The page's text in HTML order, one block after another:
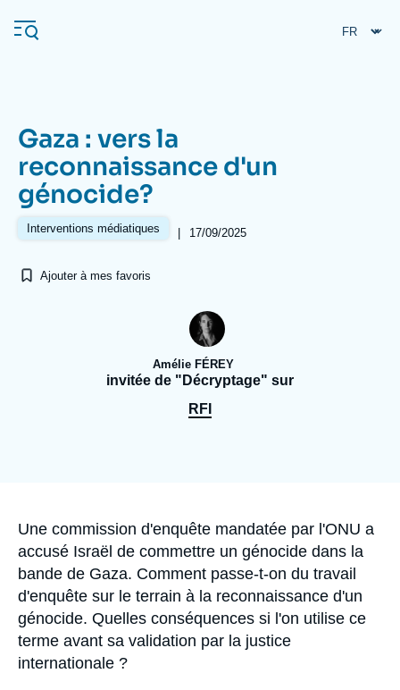
au
contenu
Navigation
principale
L'Ifri
Se connecter
À propos de l'Ifri
Proche-Orient
Gaza : vers la
reconnaissance d'un
génocide?
Interventions médiatiques | 17/09/2025
Ajouter à mes favoris
Amélie FÉREY
invitée de "Décryptage" sur
RFI
Accroche
Une commission d'enquête mandatée par l'ONU a
accusé Israël de commettre un génocide dans la
bande de Gaza. Comment passe-t-on du travail
d'enquête sur le terrain à la reconnaissance d'un
génocide. Quelles conséquences si l'on utilise ce
terme avant sa validation par la justice
internationale ?